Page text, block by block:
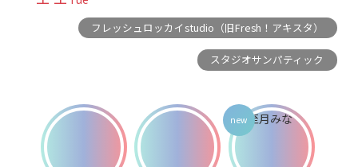
フレッシュロッカイstudio（旧Fresh！アキスタ）
スタジオサンパティック